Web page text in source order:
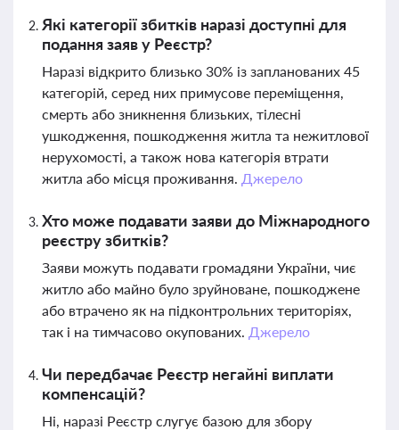
Які категорії збитків наразі доступні для
подання заяв у Реєстр?
Наразі відкрито близько 30% із запланованих 45
категорій, серед них примусове переміщення,
смерть або зникнення близьких, тілесні
ушкодження, пошкодження житла та нежитлової
нерухомості, а також нова категорія втрати
житла або місця проживання. Джерело
Хто може подавати заяви до Міжнародного
реєстру збитків?
Заяви можуть подавати громадяни України, чиє
житло або майно було зруйноване, пошкоджене
або втрачено як на підконтрольних територіях,
так і на тимчасово окупованих. Джерело
Чи передбачає Реєстр негайні виплати
компенсацій?
Ні, наразі Реєстр слугує базою для збору